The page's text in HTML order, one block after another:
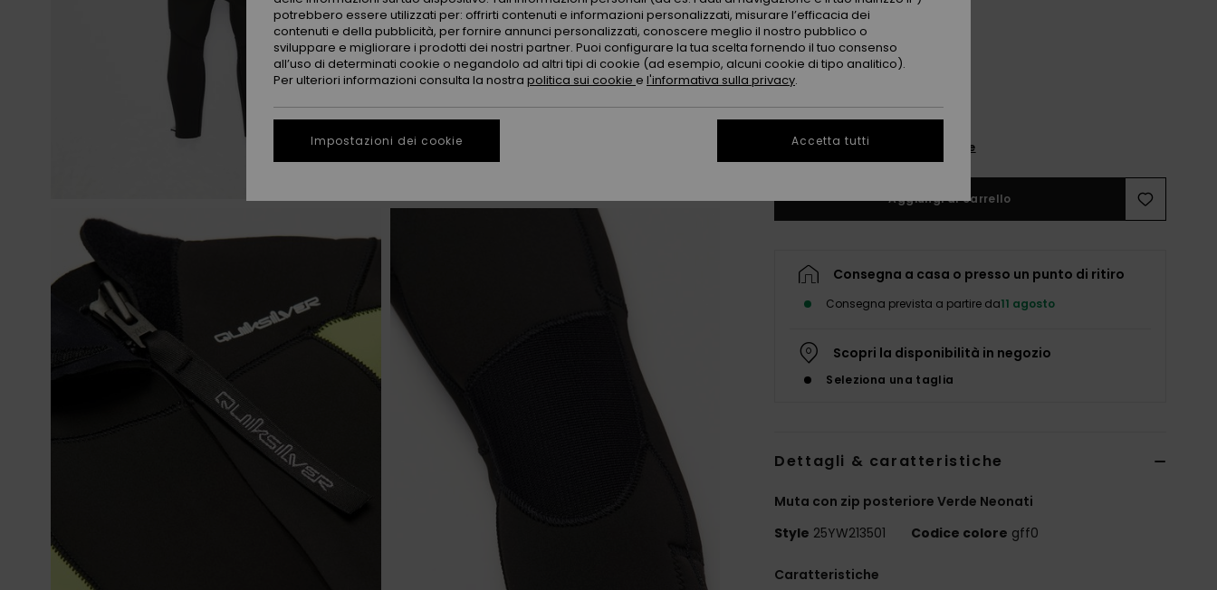
Consulta la guida alle taglie
Aggiungi al carrello
Consegna a casa o presso un punto di ritiro
Consegna prevista a partire da11 agosto
Scopri la disponibilità in negozio
Seleziona una taglia
Dettagli & caratteristiche
Muta con zip posteriore Verde Neonati
Style 25YW213501 Codice colore gff0
Caratteristiche
potrebbero essere utilizzati per: offrirti contenuti e informazioni personalizzati, misurare l’efficacia dei
contenuti e della pubblicità, per fornire annunci personalizzati, conoscere meglio il nostro pubblico o
sviluppare e migliorare i prodotti dei nostri partner. Puoi configurare la tua scelta fornendo il tuo consenso
all’uso di determinati cookie o negandolo ad altri tipi di cookie (ad esempio, alcuni cookie di tipo analitico).
Per ulteriori informazioni consulta la nostra politica sui cookie e l'informativa sulla privacy.
Impostazioni dei cookie Accetta tutti